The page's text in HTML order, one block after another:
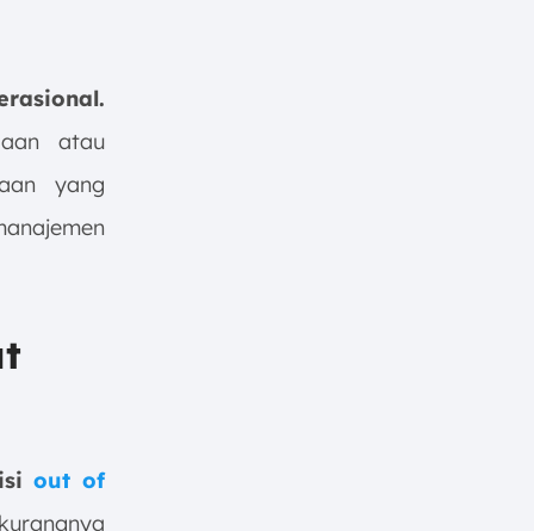
atau
yang
out of